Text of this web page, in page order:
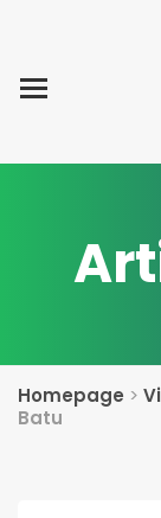
Blog Post
Homepage >
Batu